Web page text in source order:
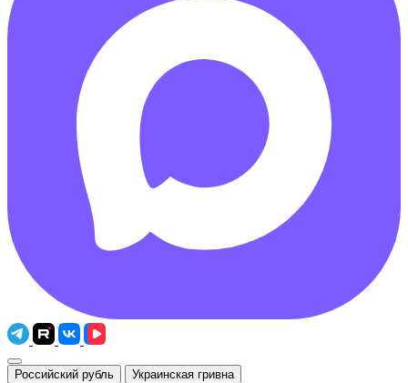
Российский рубль Украинская гривна